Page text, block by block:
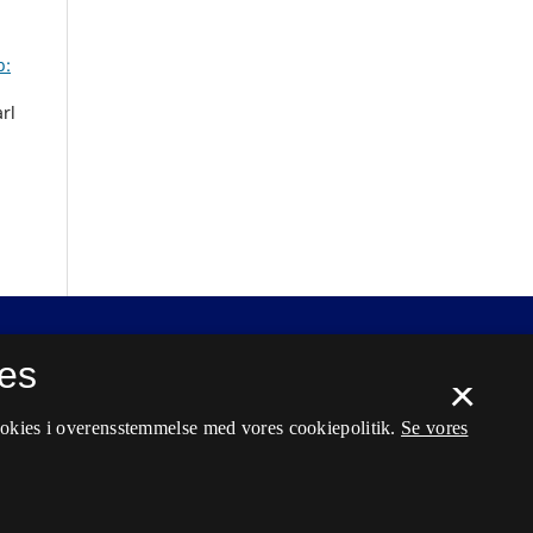
×
i overensstemmelse med vores cookiepolitik. Se vores